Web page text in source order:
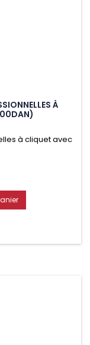
À
à cliquet avec
simple et rapide
polyester